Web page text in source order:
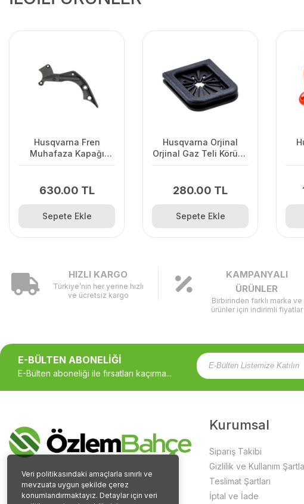
Veri politikasındaki amaçlarla sınırlı ve
mevzuata uygun şekilde çerez
konumlandırmaktayız. Detaylar için veri
Husqvarna Fren
Muhafaza Kapağı
630.00 TL
Sepete Ekle
Husqvarna Orjinal
Orjinal Gaz Teli Körüğü
280.00 TL
Sepete Ekle
HIZLI KARGO
Türkiye’nin her yerine hızlı
ve ücretsiz kargo
KAMPANYALI
ÜRÜNLER
Birbirinden farklı marka ve
ürünler için indirimli fiyatlar
E-BÜLTEN ABONELİĞİ
E-Bülten aboneliği ile fırsatları kaçırma...
Kurumsal
Sipariş Takibi
Gizlilik ve Kullanım
Teslimat Şartları
İptal ve İade